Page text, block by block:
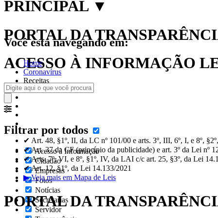
PRINCIPAL ▼
PORTAL DA
ACESSO À INFORMAÇÃO
Filtrar por todos
Acesso à Informação
Cidadão
Empresas
Fotos
Notícias
Secretarias
Servidor
Você está navegando em:
Home
Coronavírus
Receitas
✔ Art. 48, §1º, II, da LC nº 101/00 e arts. 3º, III, 6º, I, e 8º,
✔ Art. 37 da CF (princípio da publicidade) e art. 3º da Lei nº
✔ Arts. 7º, VI, e 8º, §1º, IV, da LAI c/c art. 25, §3º, da Lei
✔ Art. 12, §1º, da Lei 14.133/2021
▶ Veja mais em Mapa de Leis
PORTAL DA